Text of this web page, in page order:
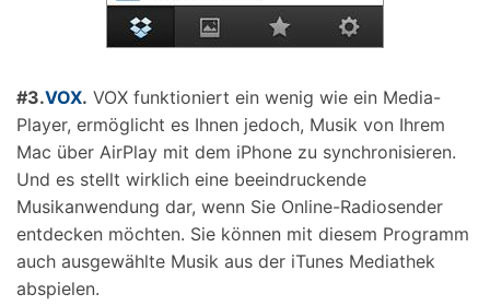
#3.VOX. VOX funktioniert ein wenig wie ein Media-
Player, ermöglicht es Ihnen jedoch, Musik von Ihrem
Mac über AirPlay mit dem iPhone zu synchronisieren.
Und es stellt wirklich eine beeindruckende
Musikanwendung dar, wenn Sie Online-Radiosender
entdecken möchten. Sie können mit diesem Programm
auch ausgewählte Musik aus der iTunes Mediathek
abspielen.